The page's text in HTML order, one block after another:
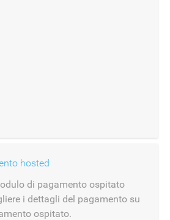
hosted
di pagamento ospitato
i dettagli del pagamento su
ospitato.